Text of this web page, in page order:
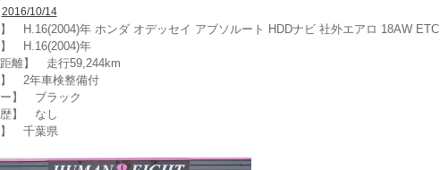
2016/10/14
】 H.16(2004)年 ホンダ オデッセイ アブソルート HDDナビ 社外エアロ 18AW ETC
】 H.16(2004)年
距離】 走行59,244km
】 2年車検整備付
ー】 ブラック
歴】 なし
】 千葉県